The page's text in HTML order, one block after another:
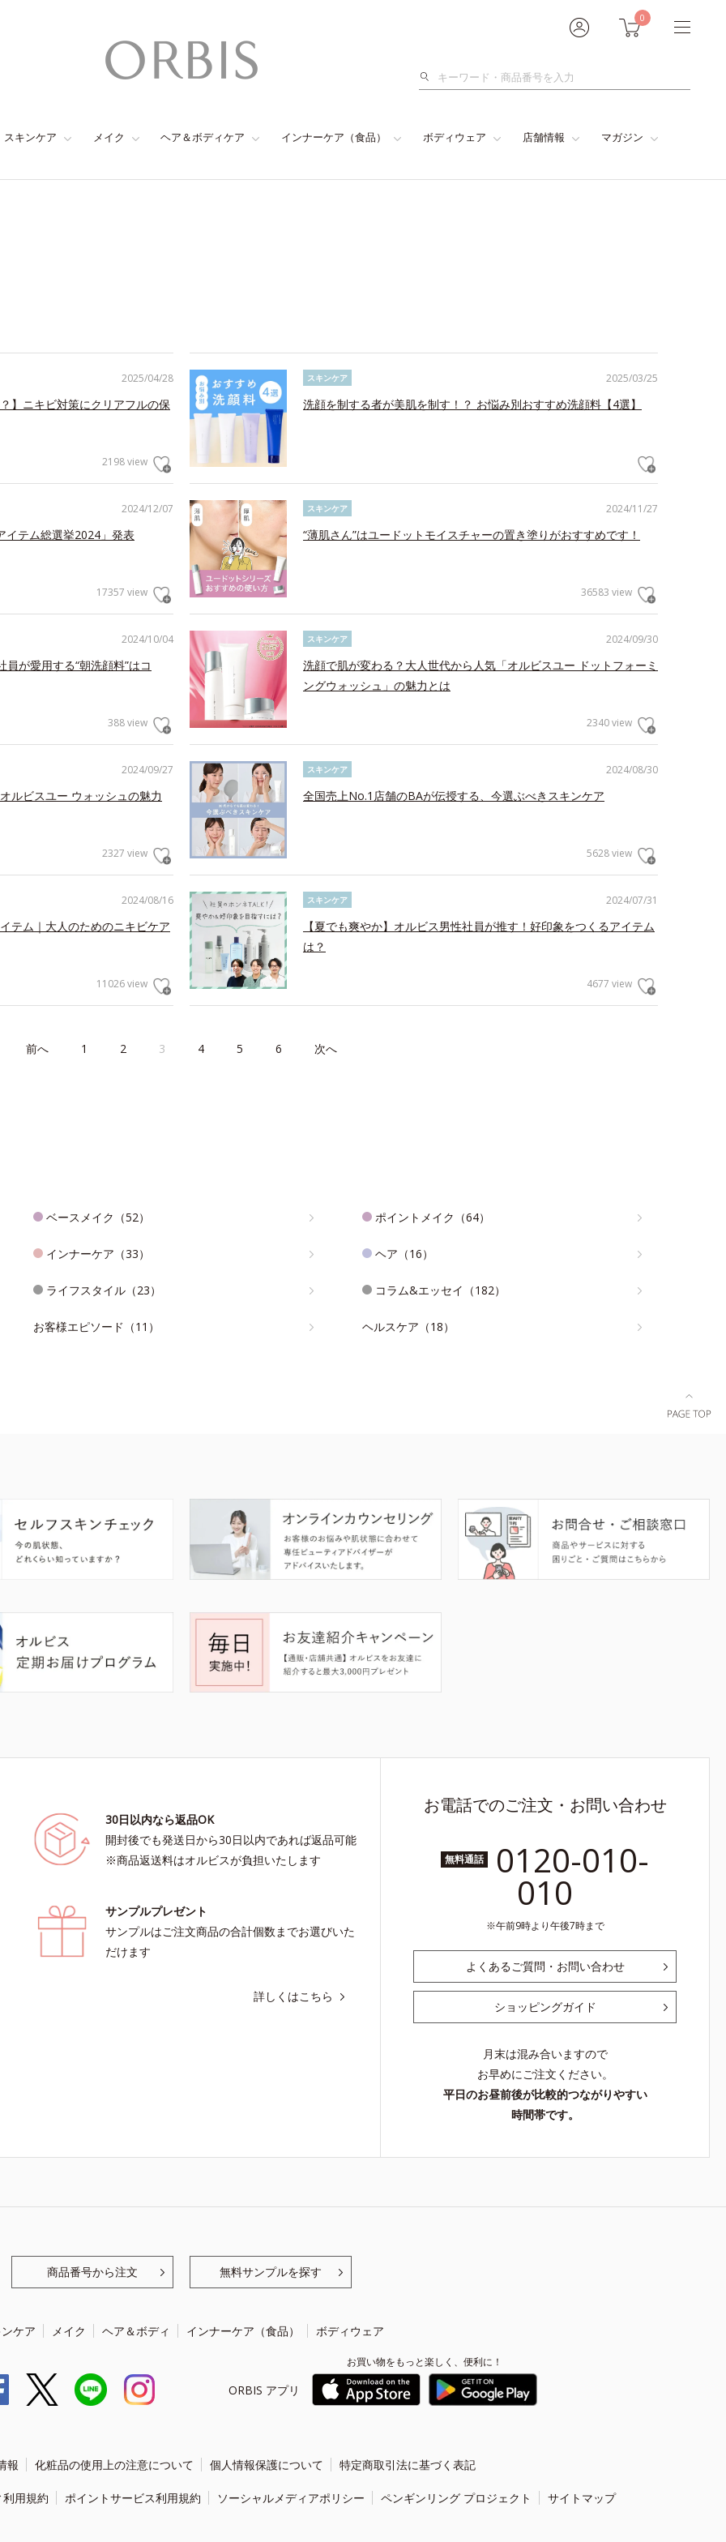
0
検
スキンケア メイク ヘア＆ボディケア インナーケア（食品） ボディウェア 店舗情報 マガジン
2025/04/28
】ニキビ対策にクリアフルの保
2198 view
2025/03/25
スキンケア
洗顔を制する者が美肌を制す！？ お悩み別おすすめ洗顔料【4選】
2024/12/07
イテム総選挙2024」発表
17357 view
2024/11/27
スキンケア
“薄肌さん”はユードットモイスチャーの置き塗りがおすすめです！
36583 view
2024/10/04
が愛用する“朝洗顔料”はコ
388 view
2024/09/30
スキンケア
洗顔で肌が変わる？大人世代から人気「オルビスユー ドットフォーミ
ングウォッシュ」の魅力とは
2340 view
2024/09/27
ルビスユー ウォッシュの魅力
2327 view
2024/08/30
スキンケア
全国売上No.1店舗のBAが伝授する、今選ぶべきスキンケア
5628 view
2024/08/16
テム｜大人のためのニキビケア
11026 view
2024/07/31
スキンケア
【夏でも爽やか】オルビス男性社員が推す！好印象をつくるアイテム
は？
4677 view
前へ 1 2 3 4 5 6 次へ
ベースメイク（52） ポイントメイク（64）
インナーケア（33） ヘア（16）
ライフスタイル（23） コラム&エッセイ（182）
お客様エピソード（11） ヘルスケア（18）
30日以内なら返品OK
開封後でも発送日から30日以内であれば返品可能
※商品返送料はオルビスが負担いたします
サンプルプレゼント
サンプルはご注文商品の合計個数までお選びいた
だけます
詳しくはこちら
お電話でのご注文・お問い合わせ
無料通話 0120-010-
010
午前9時より午後7時まで
よくあるご質問・お問い合わせ
ショッピングガイド
月末は混み合いますので
お早めにご注文ください。
平日のお昼前後が比較的つながりやすい
時間帯です。
商品番号から注文 無料サンプルを探す
ケア メイク ヘア＆ボディ インナーケア（食品） ボディウェア
ORBIS アプリ
お買い物をもっと楽しく、便利に！
報 化粧品の使用上の注意について 個人情報保護について 特定商取引法に基づく表記
用規約 ポイントサービス利用規約 ソーシャルメディアポリシー ペンギンリング プロジェクト サイトマップ